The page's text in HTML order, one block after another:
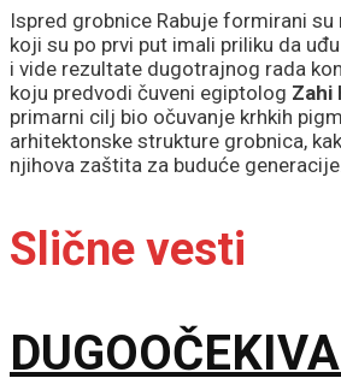
Ispred grobnice Rabuje formirani
koji su po prvi put imali priliku da
i vide rezultate dugotrajnog rada
koju predvodi čuveni egiptolog Zahi
primarni cilj bio očuvanje krhkih
arhitektonske strukture grobnica,
njihova zaštita za buduće
Slične vesti